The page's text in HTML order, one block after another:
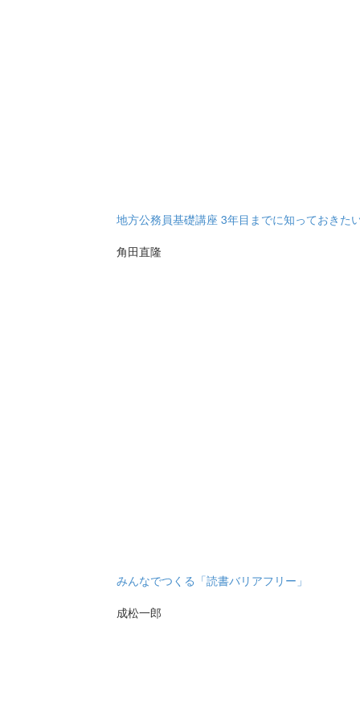
地方公務員基礎講座 3年目までに知っておきた
角田直隆
みんなでつくる「読書バリアフリー」
成松一郎